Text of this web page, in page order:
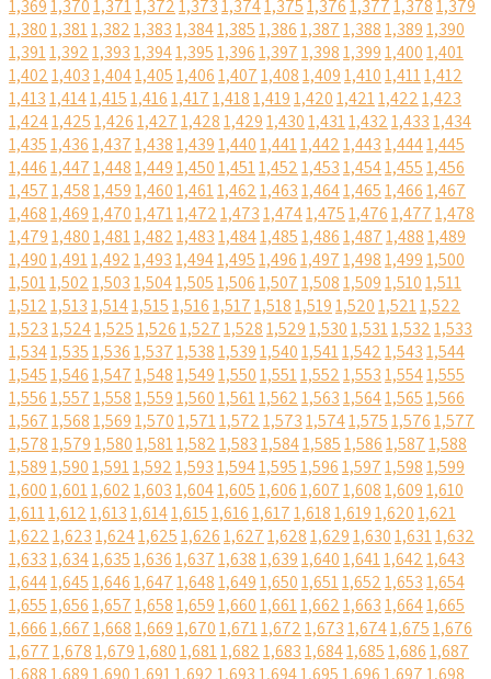
1,3691,3701,3711,3721,3731,3741,3751,3761,3771,3781,379
1,3801,3811,3821,3831,3841,3851,3861,3871,3881,3891,390
1,3911,3921,3931,3941,3951,3961,3971,3981,3991,4001,401
1,4021,4031,4041,4051,4061,4071,4081,4091,4101,4111,412
1,4131,4141,4151,4161,4171,4181,4191,4201,4211,4221,423
1,4241,4251,4261,4271,4281,4291,4301,4311,4321,4331,434
1,4351,4361,4371,4381,4391,4401,4411,4421,4431,4441,445
1,4461,4471,4481,4491,4501,4511,4521,4531,4541,4551,456
1,4571,4581,4591,4601,4611,4621,4631,4641,4651,4661,467
1,4681,4691,4701,4711,4721,4731,4741,4751,4761,4771,478
1,4791,4801,4811,4821,4831,4841,4851,4861,4871,4881,489
1,4901,4911,4921,4931,4941,4951,4961,4971,4981,4991,500
1,5011,5021,5031,5041,5051,5061,5071,5081,5091,5101,511
1,5121,5131,5141,5151,5161,5171,5181,5191,5201,5211,522
1,5231,5241,5251,5261,5271,5281,5291,5301,5311,5321,533
1,5341,5351,5361,5371,5381,5391,5401,5411,5421,5431,544
1,5451,5461,5471,5481,5491,5501,5511,5521,5531,5541,555
1,5561,5571,5581,5591,5601,5611,5621,5631,5641,5651,566
1,5671,5681,5691,5701,5711,5721,5731,5741,5751,5761,577
1,5781,5791,5801,5811,5821,5831,5841,5851,5861,5871,588
1,5891,5901,5911,5921,5931,5941,5951,5961,5971,5981,599
1,6001,6011,6021,6031,6041,6051,6061,6071,6081,6091,610
1,6111,6121,6131,6141,6151,6161,6171,6181,6191,6201,621
1,6221,6231,6241,6251,6261,6271,6281,6291,6301,6311,632
1,6331,6341,6351,6361,6371,6381,6391,6401,6411,6421,643
1,6441,6451,6461,6471,6481,6491,6501,6511,6521,6531,654
1,6551,6561,6571,6581,6591,6601,6611,6621,6631,6641,665
1,6661,6671,6681,6691,6701,6711,6721,6731,6741,6751,676
1,6771,6781,6791,6801,6811,6821,6831,6841,6851,6861,687